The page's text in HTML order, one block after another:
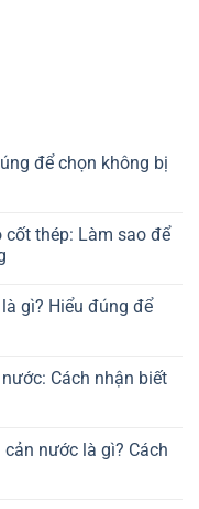
để chọn không bị
thép: Làm sao để
gì? Hiểu đúng để
Cách nhận biết
cản nước là gì? Cách